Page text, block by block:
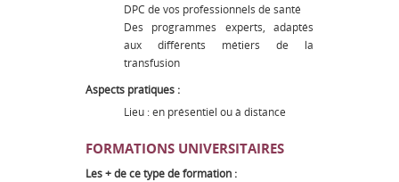
DPC de vos professionnels de santé
Des programmes experts, adaptés
aux différents métiers de la
transfusion
Aspects pratiques :
Lieu : en présentiel ou à distance
FORMATIONS UNIVERSITAIRES
Les + de ce type de formation :